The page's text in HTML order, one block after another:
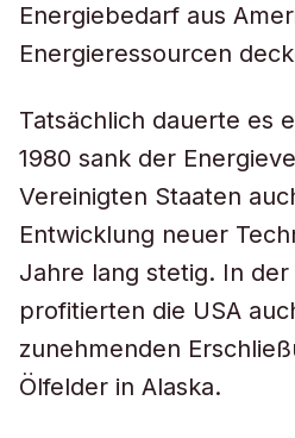
Energiebedarf aus
Energieressourcen
Tatsächlich dauerte es
1980 sank der
Vereinigten Staaten
Entwicklung neuer
Jahre lang stetig. In
profitierten die USA
zunehmenden
Ölfelder in Alaska.